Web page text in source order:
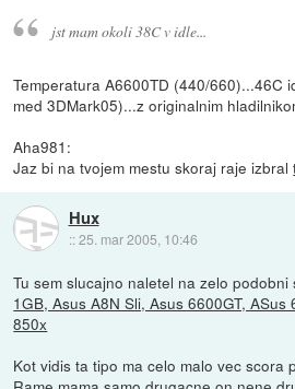
jst mam okoli 38C v idle...
Temperatura A6600TD (440/660)...46C
med 3DMark05)...z originalnim
Aha981:
Jaz bi na tvojem mestu skoraj raje izbral
Hux
::25. mar 2005, 10:46
Tu sem slucajno naletel na zelo
1GB, Asus A8N Sli, Asus 6600GT, ASus
850x
Kot vidis ta tipo ma celo malo vec scora